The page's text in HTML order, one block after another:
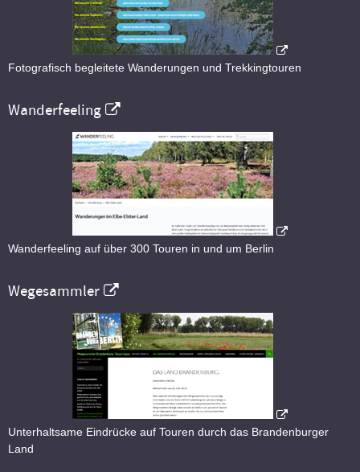
Fotografisch begleitete Wanderungen und Trekkingtouren
Wanderfeeling
Wanderfeeling auf über 300 Touren in und um Berlin
Wegesammler
Unterhaltsame Eindrücke auf Touren durch das Brandenburger
Land